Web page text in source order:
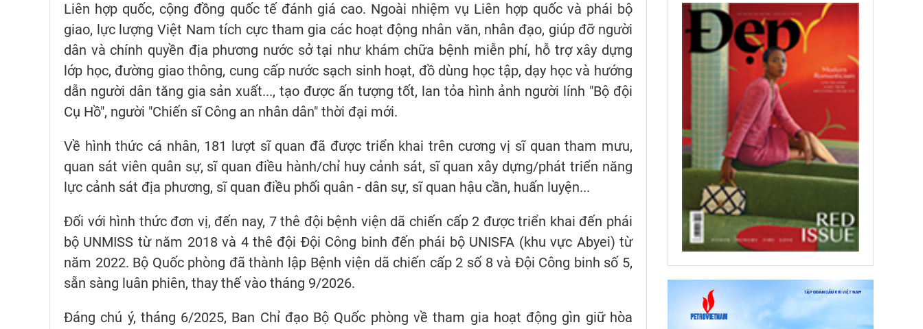
Liên hợp quốc, cộng đồng quốc tế đánh giá cao. Ngoài nhiệm vụ Liên hợp quốc và phái bộ
giao, lực lượng Việt Nam tích cực tham gia các hoạt động nhân văn, nhân đạo, giúp đỡ người
dân và chính quyền địa phương nước sở tại như khám chữa bệnh miễn phí, hỗ trợ xây dựng
lớp học, đường giao thông, cung cấp nước sạch sinh hoạt, đồ dùng học tập, dạy học và hướng
dẫn người dân tăng gia sản xuất..., tạo được ấn tượng tốt, lan tỏa hình ảnh người lính "Bộ đội
Cụ Hồ", người "Chiến sĩ Công an nhân dân" thời đại mới.
Về hình thức cá nhân, 181 lượt sĩ quan đã được triển khai trên cương vị sĩ quan tham mưu,
quan sát viên quân sự, sĩ quan điều hành/chỉ huy cảnh sát, sĩ quan xây dựng/phát triển năng
lực cảnh sát địa phương, sĩ quan điều phối quân - dân sự, sĩ quan hậu cần, huấn luyện...
Đối với hình thức đơn vị, đến nay, 7 thê đội bệnh viện dã chiến cấp 2 được triển khai đến phái
bộ UNMISS từ năm 2018 và 4 thê đội Đội Công binh đến phái bộ UNISFA (khu vực Abyei) từ
năm 2022. Bộ Quốc phòng đã thành lập Bệnh viện dã chiến cấp 2 số 8 và Đội Công binh số 5,
sẵn sàng luân phiên, thay thế vào tháng 9/2026.
Đáng chú ý, tháng 6/2025, Ban Chỉ đạo Bộ Quốc phòng về tham gia hoạt động gìn giữ hòa